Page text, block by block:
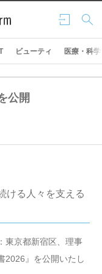
ログ
イン
検索
ビューティ 医療・科学
公開
ける人々を支える
東京都新宿区、理事
2026』を公開いたし